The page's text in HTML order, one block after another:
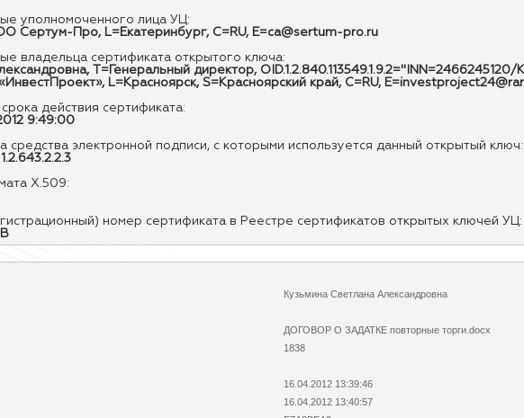
уполномоченного лица УЦ:
Сертум-Про, L=Екатеринбург, C=RU, E=ca@sertum-pro.ru
владельца сертификата открытого ключа:
T=Генеральный директор,
L=Красноярск, S=Красноярский край, C=RU,
действия сертификата:
9:49:00
средства электронной подписи, с которыми используется данный открытый ключ:
X.509:
номер сертификата в Реестре сертификатов открытых ключей УЦ:
Кузьмина Светлана Александровна
ДОГОВОР О ЗАДАТКЕ повторные торги.docx
1838
16.04.2012 13:39:46
16.04.2012 13:40:57